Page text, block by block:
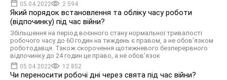
05.04.2022 2 594
Який порядок встановлення та обліку часу роботи
(відпочинку) під час війни?
Збільшення на період воєнного стану нормальної тривалості
робочого часу до 60 годин на тиждень є правом, а не обов’язком
роботодавця. Також скорочення щотижневого безперервного
відпочинку до 24 годин це право, а не обов’язок
05.04.2022 12 852
Чи переносити робочі дні через свята під час війни?